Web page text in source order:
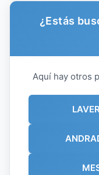
¿Estás
Aquí hay otros